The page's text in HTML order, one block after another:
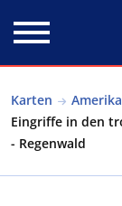
Karten Amerika
Eingriffe in den
- Regenwald